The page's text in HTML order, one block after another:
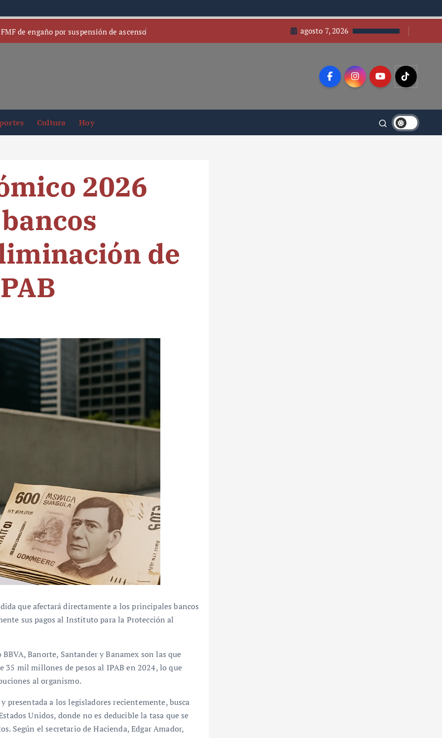
de engaño por suspensión de ascenso agosto 7, 2026
Cultura Hoy
2026
de
que afectará directamente a los principales bancos
sus pagos al Instituto para la Protección al
Banorte, Santander y Banamex son las que
35 mil millones de pesos al IPAB en 2024, lo que
al organismo.
a los legisladores recientemente, busca
Unidos, donde no es deducible la tasa que se
Según el secretario de Hacienda, Edgar Amador,